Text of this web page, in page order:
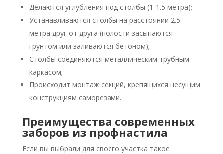
Делаются углубления под столбы (1-1.5 метра);
Устанавливаются столбы на расстоянии 2.5
метра друг от друга (полости засыпаются
грунтом или заливаются бетоном);
Столбы соединяются металлическим трубным
каркасом;
Происходит монтаж секций, крепящихся несущим
конструкциям саморезами.
Преимущества современных
заборов из профнастила
Если вы выбрали для своего участка такое